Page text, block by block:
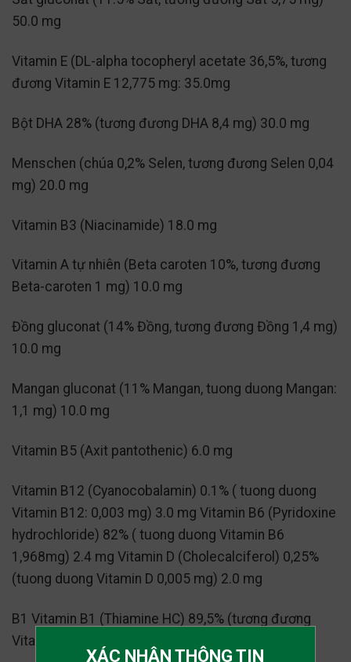
50.0 mg
Vitamin E (DL-alpha tocopheryl acetate 36,5%, tương
đương Vitamin E 12,775 mg: 35.0mg
Bột DHA 28% (tương đương DHA 8,4 mg) 30.0 mg
Menschen (chúa 0,2% Selen, tương đương Selen 0,04
mg) 20.0 mg
Vitamin B3 (Niacinamide) 18.0 mg
Vitamin A tự nhiên (Beta caroten 10%, tương đương
Beta-caroten 1 mg) 10.0 mg
Đồng gluconat (14% Đồng, tương đương Đồng 1,4 mg)
10.0 mg
Mangan gluconat (11% Mangan, tuong duong Mangan:
1,1 mg) 10.0 mg
Vitamin B5 (Axit pantothenic) 6.0 mg
Vitamin B12 (Cyanocobalamin) 0.1% ( tuong duong
Vitamin B12: 0,003 mg) 3.0 mg Vitamin B6 (Pyridoxine
hydrochloride) 82% ( tuong duong Vitamin B6
1,968mg) 2.4 mg Vitamin D (Cholecalciferol) 0,25%
(tuong duong Vitamin D 0,005 mg) 2.0 mg
B1 Vitamin B1 (Thiamine HC) 89,5% (tương đương
Vitamin B1 1,432 mg) 1.6mg
XÁC NHẬN THÔNG TIN